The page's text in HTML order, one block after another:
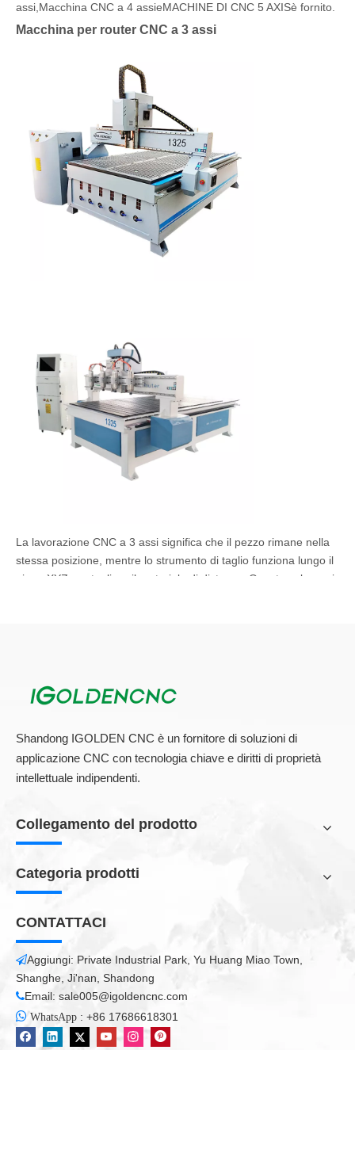
assi Macchina CNC a 4 assieMACHINE DI CNC 5 AXISè fornito.
Macchina per router CNC a 3 assi
La lavorazione CNC a 3 assi significa che il pezzo rimane nella
stessa posizione, mentre lo strumento di taglio funziona lungo il
piano XYZ per tagliare il materiale di distacco. Questo vale per i
perforazione
Macchina per router a 4 assi ATC CNC
Shandong IGOLDEN CNC è un fornitore di soluzioni di
applicazione CNC con tecnologia chiave e diritti di proprietà
intellettuale indipendenti.
Collegamento del prodotto
Categoria prodotti
CONTATTACI
Aggiungi: Private Industrial Park, Yu Huang Miao Town,
Shanghe, Ji'nan, Shandong
Email: sale005@igoldencnc.com
 WhatsApp : +86 17686618301